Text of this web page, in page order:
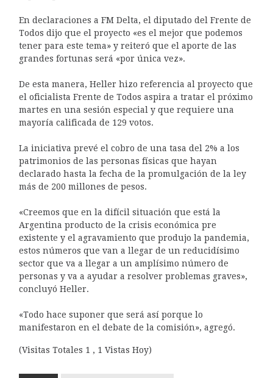
En declaraciones a FM Delta, el diputado del Frente de
Todos dijo que el proyecto «es el mejor que podemos
tener para este tema» y reiteró que el aporte de las
grandes fortunas será «por única vez».
De esta manera, Heller hizo referencia al proyecto que
el oficialista Frente de Todos aspira a tratar el próximo
martes en una sesión especial y que requiere una
mayoría calificada de 129 votos.
La iniciativa prevé el cobro de una tasa del 2% a los
patrimonios de las personas físicas que hayan
declarado hasta la fecha de la promulgación de la ley
más de 200 millones de pesos.
«Creemos que en la difícil situación que está la
Argentina producto de la crisis económica pre
existente y el agravamiento que produjo la pandemia,
estos números que van a llegar de un reducidísimo
sector que va a llegar a un amplísimo número de
personas y va a ayudar a resolver problemas graves»,
concluyó Heller.
«Todo hace suponer que será así porque lo
manifestaron en el debate de la comisión», agregó.
(Visitas Totales 1 , 1 Vistas Hoy)